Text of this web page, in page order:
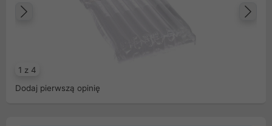
1 z 4
Dodaj pierwszą opinię